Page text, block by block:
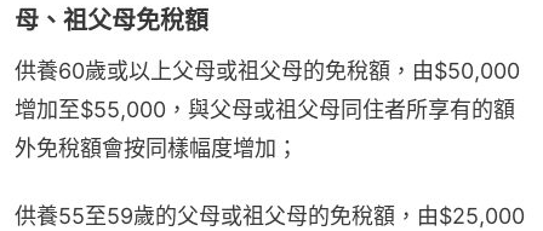
母、祖父母免稅額
供養60歲或以上父母或祖父母的免稅額，由$50,000
增加至$55,000，與父母或祖父母同住者所享有的額
外免稅額會按同樣幅度增加；
供養55至59歲的父母或祖父母的免稅額，由$25,000